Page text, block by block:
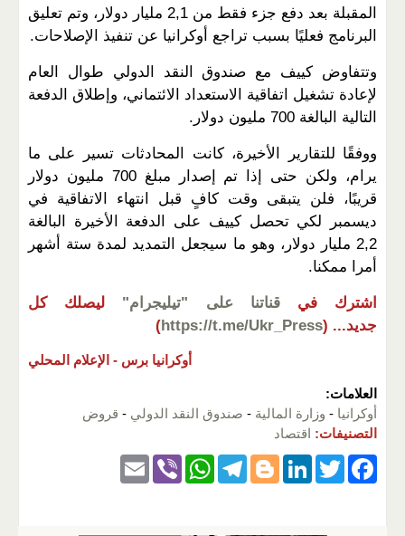
المقبلة بعد دفع جزء فقط من 2,1 مليار دولار، وتم تعليق
البرنامج فعليًا بسبب تراجع أوكرانيا عن تنفيذ الإصلاحات.
وتتفاوض كييف مع صندوق النقد الدولي طوال العام
لإعادة تشغيل اتفاقية الاستعداد الائتماني، وإطلاق الدفعة
التالية البالغة 700 مليون دولار.
ووفقًا للتقارير الأخيرة، كانت المحادثات تسير على ما
يرام، ولكن حتى إذا تم إصدار مبلغ 700 مليون دولار
قريبًا، فلن يتبقى وقت كافٍ قبل انتهاء الاتفاقية في
ديسمبر لكي تحصل كييف على الدفعة الأخيرة البالغة
2,2 مليار دولار، وهو ما سيجعل التمديد لمدة ستة أشهر
أمرا ممكنا.
اشترك في قناتنا على "تيليجرام"
ليصلك كل
جديد... (
https://t.me/Ukr_Press
)
أوكرانيا برس - الإعلام المحلي
العلامات:
أوكرانيا - وزارة المالية - صندوق النقد الدولي - قروض
التصنيفات: اقتصاد
F
T
Li
Bl
T
W
Vi